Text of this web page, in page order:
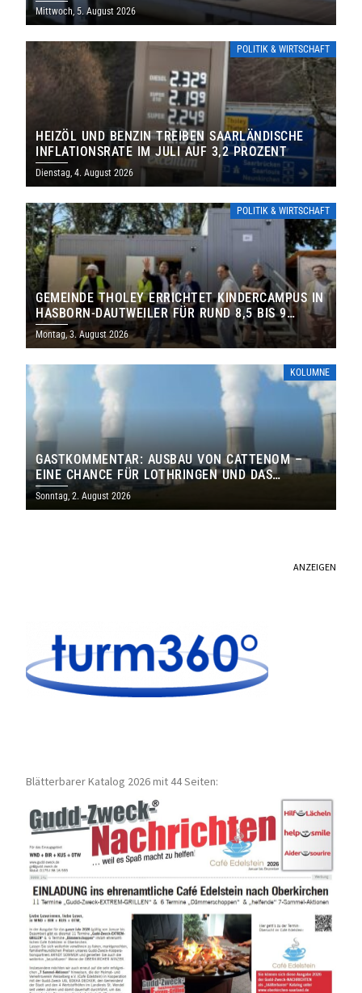
Mittwoch, 5. August 2026
POLITIK & WIRTSCHAFT
HEIZÖL UND BENZIN TREIBEN SAARLÄNDISCHE
INFLATIONSRATE IM JULI AUF 3,2 PROZENT
Dienstag, 4. August 2026
POLITIK & WIRTSCHAFT
GEMEINDE THOLEY ERRICHTET KINDERCAMPUS IN
HASBORN-DAUTWEILER FÜR RUND 8,5 BIS 9
MILLIONEN EURO
Montag, 3. August 2026
KOLUMNE
GASTKOMMENTAR: AUSBAU VON CATTENOM –
EINE CHANCE FÜR LOTHRINGEN UND DAS
SAARLAND
Sonntag, 2. August 2026
ANZEIGEN
Blätterbarer Katalog 2026 mit 44 Seiten: